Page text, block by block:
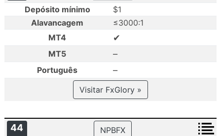
Depósito mínimo
$1
Alavancagem
≤3000:1
MT4
✔
MT5 –
Português –
Visitar FxGlory »
44
NPBFX